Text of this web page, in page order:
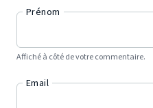
Prénom
Affiché à côté de votre commentaire.
Email